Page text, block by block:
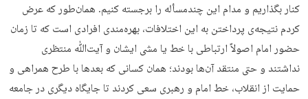
کنار بگذاریم و مدام این چندمسأله را برجسته کنیم. همان‌طور که عرض
کردم نتیجه‌ی پرداختن به این اختلافات، بهره‌مندی افرادی است که تا زمان
حضور امام اصولاً ارتباطی با خط یا مشی ایشان و آیت‌ﷲ منتظری
نداشتند و حتی منتقد آن‌ها بودند؛ همان کسانی که بعدها با طرح همراهی و
حمایت از انقلاب، خط امام و رهبری سعی کردند تا جایگاه دیگری در جامعه‌